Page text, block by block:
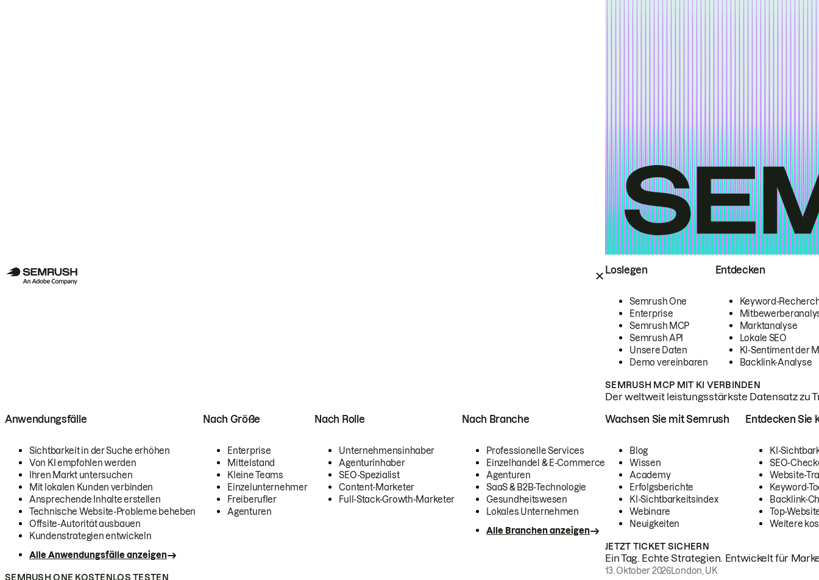
Loslegen
Semrush One
Enterprise
Semrush MCP
Semrush API
Unsere Daten
Demo vereinbaren
Entdecken
Keyword-
Marktanalyse
Lokale SEO
KI-Sentiment der
Backlink-Analyse
SEMRUSH MCP MIT KI VERBINDEN
Der weltweit leistungsstärkste Datensatz zu
Anwendungsfälle
Sichtbarkeit in der Suche erhöhen
Von KI empfohlen werden
Ihren Markt untersuchen
Mit lokalen Kunden verbinden
Ansprechende Inhalte erstellen
Technische Website-Probleme beheben
Offsite-Autorität ausbauen
Kundenstrategien entwickeln
Alle Anwendungsfälle anzeigen
Nach Größe
Enterprise
Mittelstand
Kleine Teams
Einzelunternehmer
Freiberufler
Agenturen
Nach Rolle
Unternehmensinhaber
Agenturinhaber
SEO-Spezialist
Content-Marketer
Full-Stack-Growth-Marketer
Nach Branche
Professionelle Services
Einzelhandel & E-Commerce
Agenturen
SaaS & B2B-Technologie
Gesundheitswesen
Lokales Unternehmen
Alle Branchen anzeigen
SEMRUSH ONE KOSTENLOS TESTEN
Wachsen Sie mit Semrush
Blog
Wissen
Academy
Erfolgsberichte
KI-Sichtbarkeitsindex
Webinare
Neuigkeiten
Entdecken Sie
KI-
SEO-
Website-
Keyword-
Backlink-
Top-
Weitere
JETZT TICKET SICHERN
Ein Tag. Echte Strategien. Entwickelt für
13. Oktober 2026London, UK